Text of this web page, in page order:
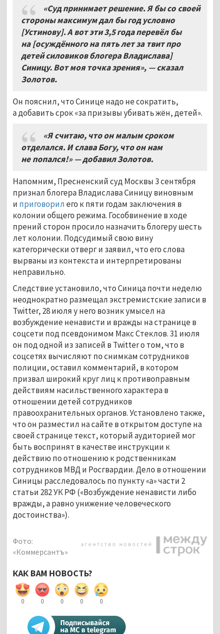
«Суд принимает решение.Я бы со своей
стороны максимум дал бы год условно
[Устинову].А вот эти3,5 года перевёл бы
на[осуждённого на пять лет за твит про
детей силовиков блогера Владислава]
Синицу.Вот моя точка зрения», — сказал
Золотов.
Он пояснил, что Синице надо не сократить,
а добавить срок «за призывы убивать жён, детей».
«Я считаю, что он малым сроком
отделался.И слава Богу, что он нам
не попался!» — добавил Золотов.
Напомним, Пресненский суд Москвы 3 сентября
признал блогера Владислава Синицу виновным
и приговорилего к пяти годам заключения в
колонии общего режима. Гособвинение в ходе
прений сторон просило назначить блогеру шесть
лет колонии. Подсудимый свою вину
категорически отверг и заявил, что его слова
вырваны из контекста и интерпретированы
неправильно.
Следствие установило, что Синица почти неделю
неоднократно размещал экстремистские записи в
Twitter, 28 июля у него возник умысел на
возбуждение ненависти и вражды на странице в
соцсети под псевдонимом Макс Стеклов. 31 июля
он под одной из записей в Twitter о том, что в
соцсетях вычисляют по снимкам сотрудников
полиции, оставил комментарий, в котором
призвал широкий круг лиц к противоправным
действиям насильственного характера в
отношении детей сотрудников
правоохранительных органов. Установлено также,
что он разместил на сайте в открытом доступе на
своей странице текст, который аудиторией мог
быть воспринят в качестве инструкции к
действию по отношению к родственникам
сотрудников МВД и Росгвардии. Дело в отношении
Синицы расследовалось по пункту «а» части 2
статьи 282 УК РФ («Возбуждение ненависти либо
вражды, а равно унижение человеческого
достоинства»).
Фото:
«Коммерсантъ»
КАК ВАМ НОВОСТЬ?
0 0 0 0 0